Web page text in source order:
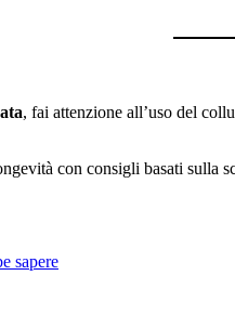
, fai attenzione all’uso del
con consigli basati sulla
sapere